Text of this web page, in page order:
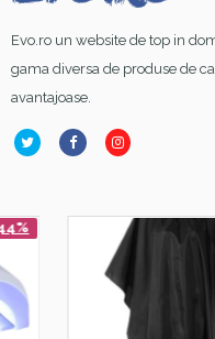
Evo.ro un website de top in
gama diversa de produse de
avantajoase.